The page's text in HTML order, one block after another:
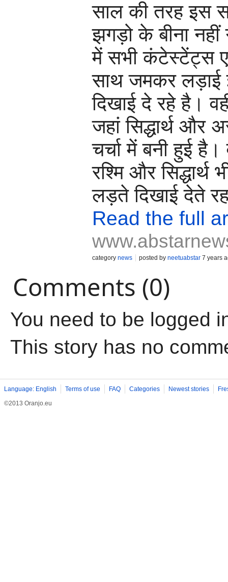
साल की तरह इस
झगड़ो के बीना
में सभी कंटेस्टेंट्स
साथ जमकर लड़ाई
दिखाई दे रहे है।
जहां सिद्धार्थ और
चर्चा में बनी हुई
रश्मि और सिद्धार्थ
लड़ते दिखाई देते
Read the full
category news posted by neetuabstar 7 years
Comments (0)
You need to be logged
This story has no
Language: English Terms of use FAQ Categories Newest stories
©2013 Oranjo.eu